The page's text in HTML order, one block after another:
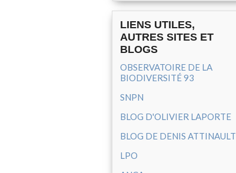
LIENS UTILES,
AUTRES SITES ET
BLOGS
OBSERVATOIRE DE LA
BIODIVERSITÉ 93
SNPN
BLOG D'OLIVIER LAPORTE
BLOG DE DENIS ATTINAULT
LPO